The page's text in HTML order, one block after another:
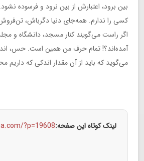
بین برود، اعتبارش از بین نرود و فرسوده
کسی را ندارم. همه‌جای دنیا دگرباش،
اگر راست می‌گویند کنار مسجد، دانشگاه و
آمده‌اند؟! تمام حرف من همین است. حس،
می‌گوید که باید از آن مقدار اندکی که داریم
لینک کوتاه این صفحه:?p=19608